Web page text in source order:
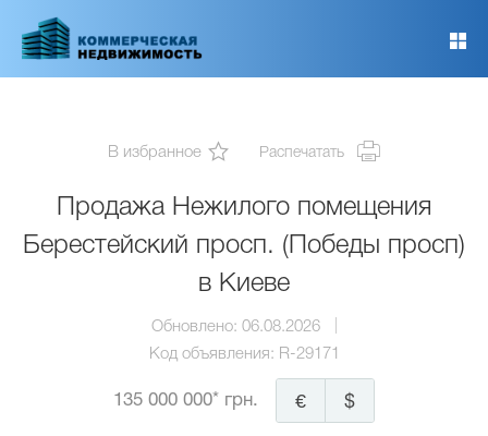
основному
В избранное Распечатать
Продажа Нежилого помещения
Берестейский просп. (Победы просп)
в Киеве
Обновлено: 06.08.2026
Код объявления: R-29171
135 000 000* грн. $
€